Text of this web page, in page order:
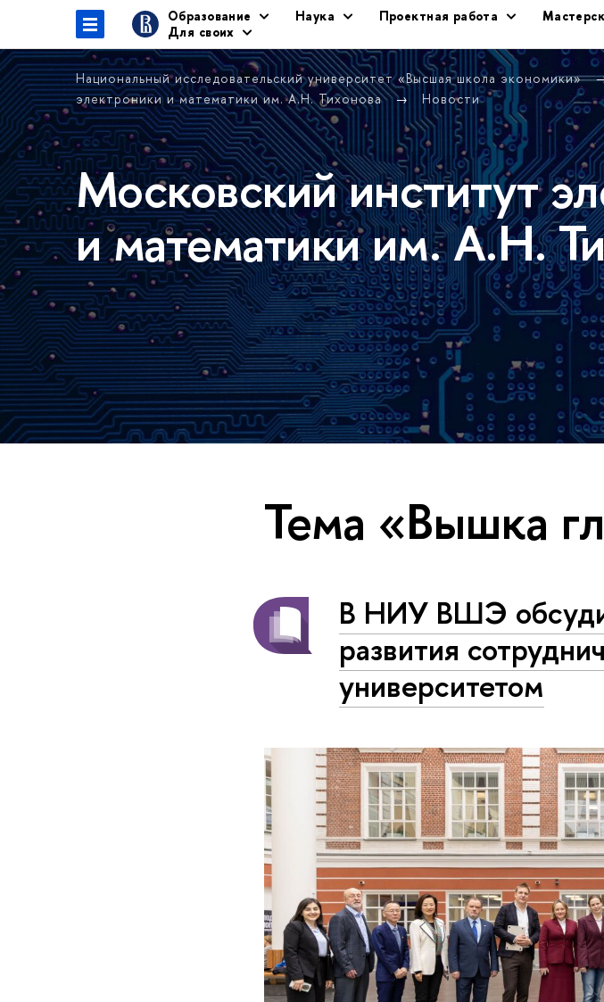
Образование Наука Проектная работа
Для своих
Национальный исследовательский университет «Высшая школа экономики»
электроники и математики им. А.Н. Тихонова
Новости
Московский институт
и математики им. А.Н.
Тема «Вышка
В НИУ ВШЭ
развития
университетом